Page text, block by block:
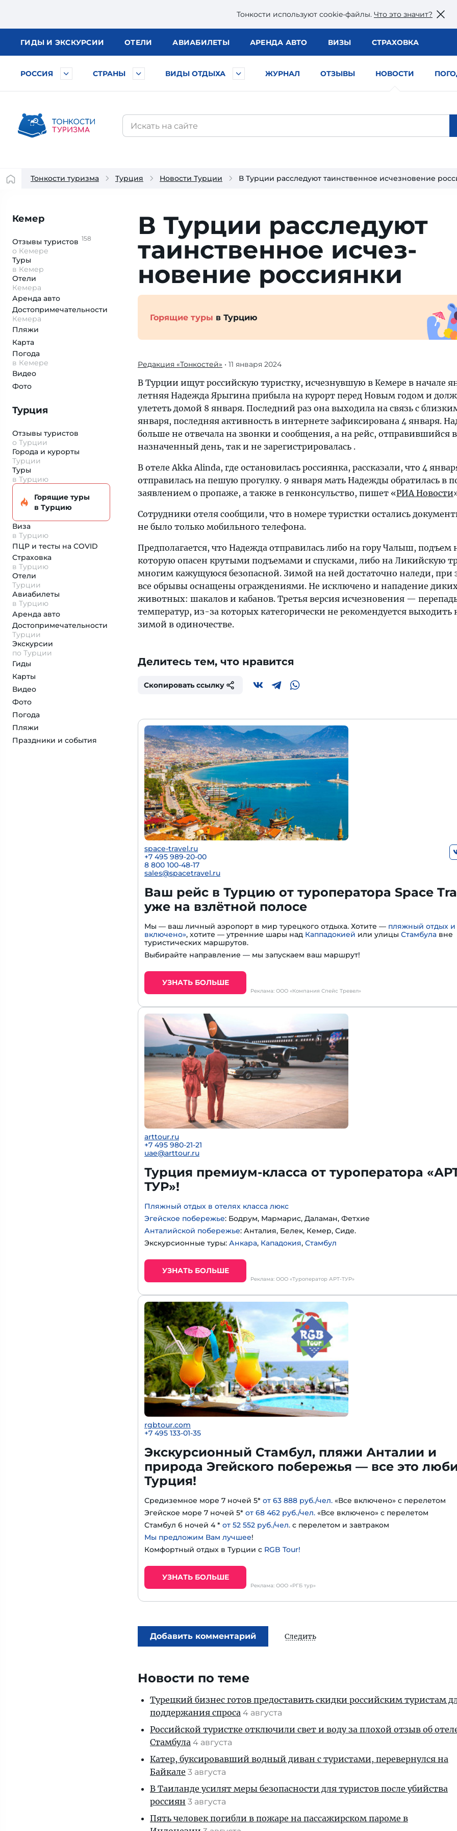
Тонкости используют сookie-файлы. Что это значит?
ГИДЫ И ЭКСКУРСИИ ОТЕЛИ АВИАБИЛЕТЫ АРЕНДА АВТО ВИЗЫ СТРАХОВКА
РОССИЯ СТРАНЫ ВИДЫ ОТДЫХА ЖУРНАЛ ОТЗЫВЫ НОВОСТИ
Тонкости туризма Турция Новости Турции В Турции расследуют таинственное исчезновение
Кемер
Отзывы туристов 158
о Кемере
Туры
в Кемер
Отели
Кемера
Аренда авто
Достопримеча­тельности
Кемера
Пляжи
Карта
Погода
в Кемере
Видео
Фото
Турция
Отзывы туристов
о Турции
Города и курорты
Турции
Туры
в Турцию
Горящие туры
в Турцию
Виза
в Турцию
ПЦР и тесты на COVID
Страховка
в Турцию
Отели
Турции
Авиабилеты
в Турцию
Аренда авто
Достопримеча­тельности
Турции
Экскурсии
по Турции
Гиды
Карты
Видео
Фото
Погода
Пляжи
Праздники и события
В Турции расследуют
таинст­венное исчез­
новение россиянки
Горящие туры в Турцию
Редакция «Тонкостей» • 11 января 2024
В Турции ищут российскую туристку, исчезнувшую в Кемере в начале
летняя Надежда Ярыгина прибыла на курорт перед Новым годом и
улететь домой 8 января. Последний раз она выходила на связь с
января, последняя активность в интернете зафиксирована 4 января.
больше не отвечала на звонки и сообщения, а на рейс, отправившийся
назначенный день, так и не зарегистрировалась .
В отеле Akka Alinda, где остановилась россиянка, рассказали, что 4
отправилась на пешую прогулку. 9 января мать Надежды обратилась в
заявлением о пропаже, а также в генконсульство, пишет «РИА Новости
Сотрудники отеля сообщили, что в номере туристки остались
не было только мобильного телефона.
Предполагается, что Надежда отправилась либо на гору Чалыш, подъем
которую опасен крутыми подъемами и спусками, либо на Ликийскую
многим кажущуюся безопасной. Зимой на ней достаточно наледи, при
все обрывы оснащены ограждениями. Не исключено и нападение
животных: шакалов и кабанов. Третья версия исчезновения —
температур, из-за которых категорически не рекомендуется выходить
зимой в одиночестве.
Делитесь тем, что нравится
Скопировать ссылку
space-travel.ru
+7 495 989-20-00
8 800 100-48-17
sales@spacetravel.ru
Ваш рейс в Турцию от туроператора Space
уже на взлётной полосе
Мы — ваш личный аэропорт в мир турецкого отдыха. Хотите — пляжный отдых и
включено», хотите — утренние шары над Каппадокией или улицы Стамбула вне
туристических маршрутов.
Выбирайте направление — мы запускаем ваш маршрут!
УЗНАТЬ БОЛЬШЕ
Реклама: ООО «Компания Спейс Тревел»
arttour.ru
+7 495 980-21-21
uae@arttour.ru
Турция премиум-класса от туроператора
ТУР»!
Пляжный отдых в отелях класса люкс
Эгейское побережье: Бодрум, Мармарис, Даламан, Фетхие
Анталийской побережье: Анталия, Белек, Кемер, Сиде.
Экскурсионные туры: Анкара, Кападокия, Стамбул
УЗНАТЬ БОЛЬШЕ
Реклама: ООО «Туроператор АРТ-ТУР»
rgbtour.com
+7 495 133-01-35
Экскурсионный Стамбул, пляжи Анталии и
природа Эгейского побережья — все это
Турция!
Средиземное море 7 ночей 5* от 63 888 руб./чел. «Все включено» с перелетом
Эгейское море 7 ночей 5* от 68 462 руб./чел. «Все включено» с перелетом
Стамбул 6 ночей 4 * от 52 552 руб./чел. с перелетом и завтраком
Мы предложим Вам лучшее!
Комфортный отдых в Турции с RGB Tour!
УЗНАТЬ БОЛЬШЕ
Реклама: ООО «РГБ тур»
Добавить комментарий Следить
Новости по теме
Турецкий бизнес готов предоставить скидки российским туристам
поддержания спроса 4 августа
Российской туристке отключили свет и воду за плохой отзыв об
Стамбула 4 августа
Катер, буксировавший водный диван с туристами, перевернулся на
Байкале 3 августа
В Таиланде усилят меры безопасности для туристов после убийства
россиян 3 августа
Пять человек погибли в пожаре на пассажирском пароме в